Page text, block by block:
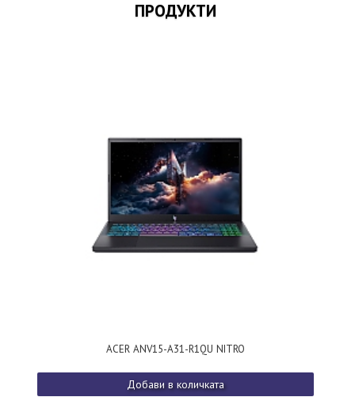
ПРОДУКТИ
ACER ANV15-A31-R1QU NITRO
Добави в количката